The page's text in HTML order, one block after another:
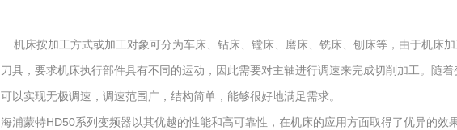
机床按加工方式或加工对象可分为车床、钻床、镗床、磨床、铣床、刨床等，由于机床
刀具，要求机床执行部件具有不同的运动，因此需要对主轴进行调速来完成切削加工。随
可以实现无极调速，调速范围广，结构简单，能够很好地满足需求。
海浦蒙特HD50系列变频器以其优越的性能和高可靠性，在机床的应用方面取得了优异的效果